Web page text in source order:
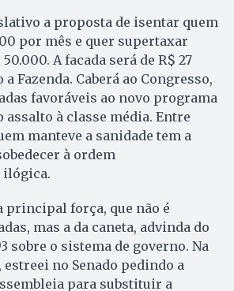
a proposta de isentar quem
por mês e quer supertaxar
A facada será de R$ 27
Fazenda. Caberá ao Congresso,
favoráveis ao novo programa
à classe média. Entre
manteve a sanidade tem a
à ordem
ilógica.
principal força, que não é
mas a da caneta, advinda do
sobre o sistema de governo. Na
estreei no Senado pedindo a
para substituir a